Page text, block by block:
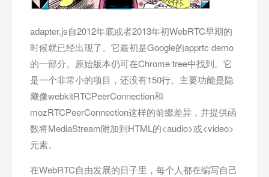
adapter.js自2012年底或者2013年初WebRTC早期的
时候就已经出现了。它最初是Google的apprtc demo
的一部分。原始版本仍可在Chrome tree中找到。它
是一个非常小的项目，还没有150行。主要功能是隐
藏像webkitRTCPeerConnection和
mozRTCPeerConnection这样的前缀差异，并提供函
数将MediaStream附加到HTML的<audio>或<video>
元素。
在WebRTC自由发展的日子里，每个人都在编写自己